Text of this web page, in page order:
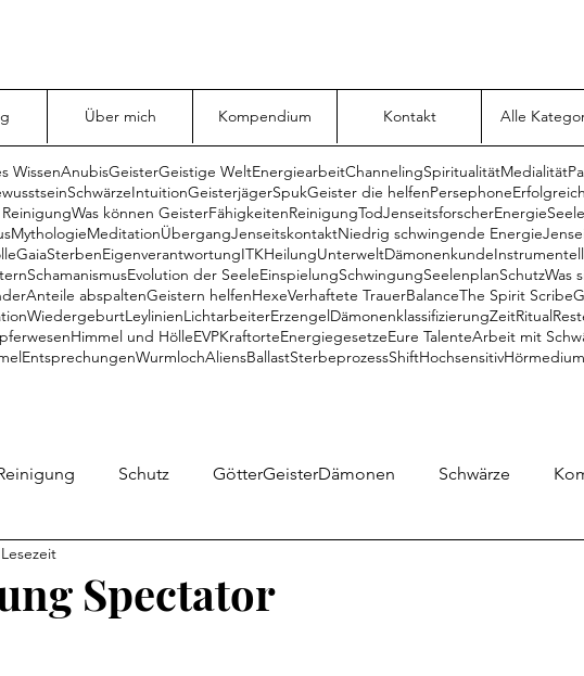
Über mich Kompendium Kontakt Alle
WissenAnubisGeisterGeistige WeltEnergiearbeitChannelingSpiritualitätMedialität
SchwärzeIntuitionGeisterjägerSpukGeister die helfenPersephone
Was können GeisterFähigkeitenReinigungTodJenseitsforscherEnergieSeele
MythologieMeditationÜbergangJenseitskontaktNiedrig schwingende Energie
GaiaSterbenEigenverantwortungITKHeilungUnterweltDämonenkunde
SchamanismusEvolution der SeeleEinspielungSchwingungSeelenplanSchutzWas
Anteile abspaltenGeistern helfenHexeVerhaftete TrauerBalanceThe Spirit Scribe
WiedergeburtLeylinienLichtarbeiterErzengelDämonenklassifizierungZeitRitual
Himmel und HölleEVPKraftorteEnergiegesetzeEure TalenteArbeit mit
EntsprechungenWurmlochAliensBallastSterbeprozessShiftHochsensitivHörmedium
Schutz GötterGeisterDämonen Schwärze
Meine Meinung
Spectator